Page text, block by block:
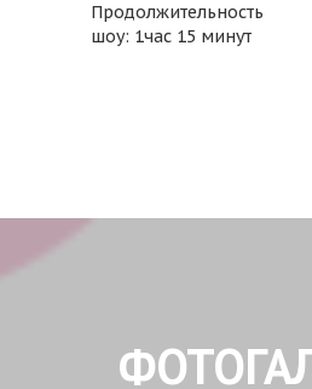
Продолжительность
шоу: 1час 15 минут